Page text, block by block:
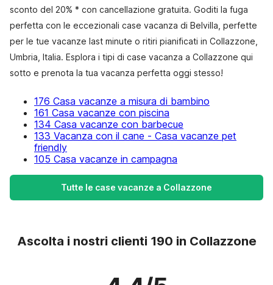
sconto del 20% * con cancellazione gratuita. Goditi la fuga
perfetta con le eccezionali case vacanza di Belvilla, perfette
per le tue vacanze last minute o ritiri pianificati in Collazzone,
Umbria, Italia. Esplora i tipi di case vacanza a Collazzone qui
sotto e prenota la tua vacanza perfetta oggi stesso!
176 Casa vacanze a misura di bambino
161 Casa vacanze con piscina
134 Casa vacanze con barbecue
133 Vacanza con il cane - Casa vacanze pet
friendly
105 Casa vacanze in campagna
Tutte le case vacanze a Collazzone
Ascolta i nostri clienti 190 in Collazzone